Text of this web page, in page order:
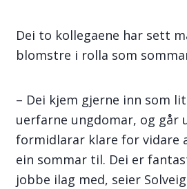
Dei to kollegaene har sett
blomstre i rolla som
– Dei kjem gjerne inn som
uerfarne ungdomar, og går
formidlarar klare for vidare
ein sommar til. Dei er
jobbe ilag med, seier